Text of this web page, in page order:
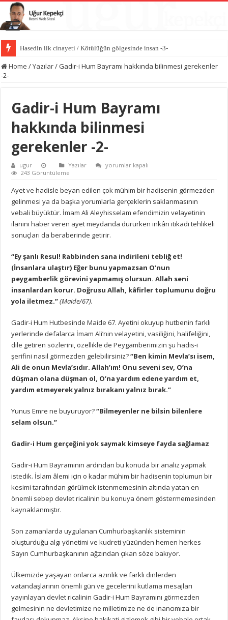
Hasedin ilk cinayeti / Kötülüğün gölgesinde insan -3-
İlk kıvılcım: İblis’in kibri / Kötülüğün gölgesinde insan -2-
Home /Yazılar/Gadir-i Hum Bayramı hakkında bilinmesi gerekenler
-2-
Gadir-i Hum Bayramı
hakkında bilinmesi
gerekenler -2-
ugur Yazılar
Gadir-
Bayramı
hakkında
bilinmesi
gerekenler
-2-
için
yorumlar kapalı
243 Görüntüleme
Ayet ve hadisle beyan edilen çok mühim bir hadisenin görmezden
gelinmesi ya da başka yorumlarla gerçeklerin saklanmasının
vebali büyüktür. İmam Ali Aleyhisselam efendimizin velayetinin
ilanını haber veren ayet meydanda dururken inkârı itikadi tehlikeli
sonuçları da beraberinde getirir.
“Ey şanlı Resul! Rabbinden sana indirileni tebliğ et!
(İnsanlara ulaştır) Eğer bunu yapmazsan O’nun
peygamberlik görevini yapmamış olursun. Allah seni
insanlardan korur. Doğrusu Allah, kâfirler toplumunu doğru
yola iletmez.”(Maide/67).
Gadir-i Hum Hutbesinde Maide 67. Ayetini okuyup hutbenin farklı
yerlerinde defalarca İmam Ali’nin velayetini, vasiliğini, halifeliğini,
dile getiren sözlerini, özellikle de Peygamberimizin şu hadis-i
şerifini nasıl görmezden gelebilirsiniz?“Ben kimin Mevla’sı isem,
Ali de onun Mevla’sıdır. Allah’ım! Onu seveni sev, O’na
düşman olana düşman ol, O’na yardım edene yardım et,
yardım etmeyerek yalnız bırakanı yalnız bırak.”
Yunus Emre ne buyuruyor?“Bilmeyenler ne bilsin bilenlere
selam olsun.”
Gadir-i Hum gerçeğini yok saymak kimseye fayda sağlamaz
Gadir-i Hum Bayramının ardından bu konuda bir analiz yapmak
istedik. İslam âlemi için o kadar mühim bir hadisenin toplumun bir
kesimi tarafından görülmek istenmemesinin altında yatan en
önemli sebep devlet ricalinin bu konuya önem göstermemesinden
kaynaklanmıştır.
Son zamanlarda uygulanan Cumhurbaşkanlık sisteminin
oluşturduğu algı yönetimi ve kudreti yüzünden hemen herkes
Sayın Cumhurbaşkanının ağzından çıkan söze bakıyor.
Ülkemizde yaşayan onlarca azınlık ve farklı dinlerden
vatandaşlarının önemli gün ve gecelerini kutlama mesajları
yayınlayan devlet ricalinin Gadir-i Hum Bayramını görmezden
gelmesinin ne devletimize ne milletimize ne de inancımıza bir